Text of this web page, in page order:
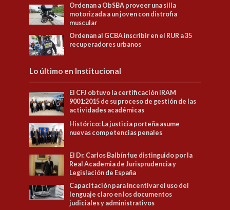
Ordenan a ObSBA proveer una silla
motorizada a un joven con distrofia
muscular
Ordenan al GCBA inscribir en el RUR a 35
recuperadores urbanos
Lo último en Institucional
El CFJ obtuvo la certificación IRAM
9001:2015 de su proceso de gestión de las
actividades académicas
Histórico: La justicia porteña asume
nuevas competencias penales
El Dr. Carlos Balbín fue distinguido por la
Real Academia de Jurisprudencia y
Legislación de España
Capacitación para Incentivar el uso del
lenguaje claro en los documentos
judiciales y administrativos